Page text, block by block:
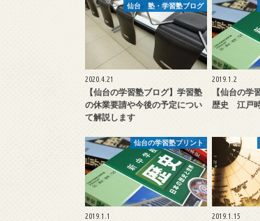
仙台 塾・学習塾ブログ
2020.4.21
【仙台の学習塾ブログ】学習塾
の休業要請や今後の予定につい
て解説します
2019.1.2
【仙台の学
歴史 江戸
仙台の学習塾プリント
2019.1.1 2019.1.15